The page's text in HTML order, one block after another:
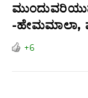
-ಹೇಮಮಾಲಾ,
+6